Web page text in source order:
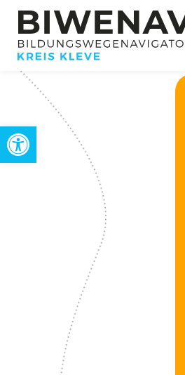
Werkzeugleiste öffnen